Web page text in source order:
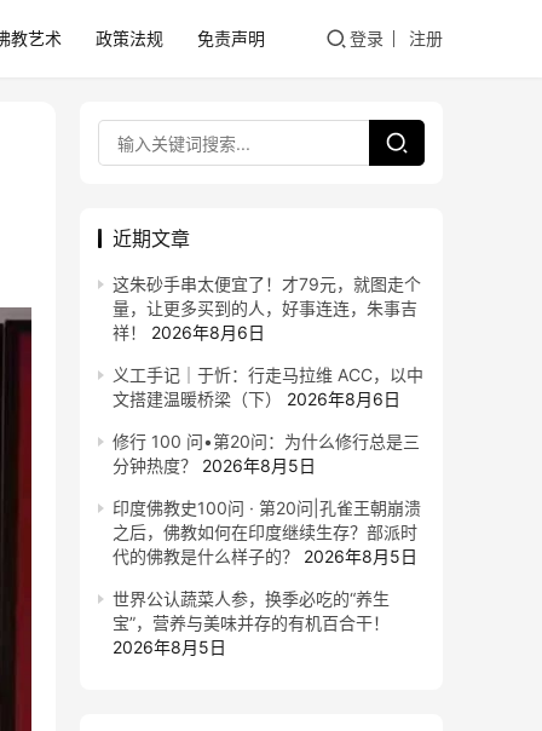
教艺术 政策法规 免责声明 登录 注册
近期文章
这朱砂手串太便宜了！才79元，就图走个
量，让更多买到的人，好事连连，朱事吉
祥！
2026年8月6日
义工手记｜于忻：行走马拉维 ACC，以中
文搭建温暖桥梁（下）
2026年8月6日
修行 100 问•第20问：为什么修行总是三
分钟热度？
2026年8月5日
印度佛教史100问 · 第20问|孔雀王朝崩溃
之后，佛教如何在印度继续生存？部派时
代的佛教是什么样子的？
2026年8月5日
世界公认蔬菜人参，换季必吃的“养生
宝”，营养与美味并存的有机百合干！
2026年8月5日